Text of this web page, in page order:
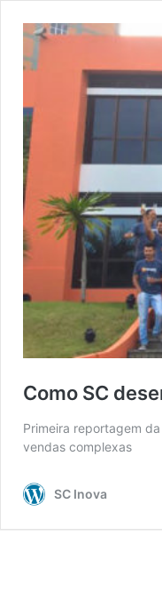
Como SC
Primeira reportagem
vendas complexas
SC Inova